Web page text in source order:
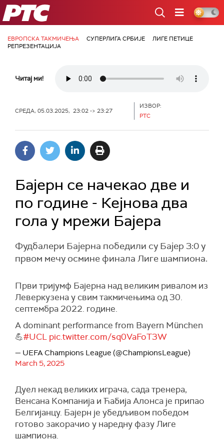
РТС
ЕВРОПСКА ТАКМИЧЕЊА СУПЕРЛИГА СРБИЈЕ
ЛИГЕ ПЕТИЦЕ
РЕПРЕЗЕНТАЦИЈА
Читај ми!
СРЕДА, 05.03.2025, 23:02 -> 23:27
ИЗВОР:
РТС
Бајерн се начекао две и
по године - Кејнова два
гола у мрежи Бајера
Фудбалери Бајерна победили су Бајер 3:0 у
првом мечу осмине финала Лиге шампиона.
Први тријумф Бајерна над великим ривалом из
Леверкузена у свим такмичењима од 30.
септембра 2022. године.
A dominant performance from Bayern München
💪#UCL pic.twitter.com/sq0VaFoT3W
— UEFA Champions League (@ChampionsLeague)
March 5, 2025
Дуел некад великих играча, сада тренера,
Венсана Компанија и Ћабија Алонса је припао
Белгијанцу. Бајерн је убедљивом победом
готово закорачио у наредну фазу Лиге
шампиона.